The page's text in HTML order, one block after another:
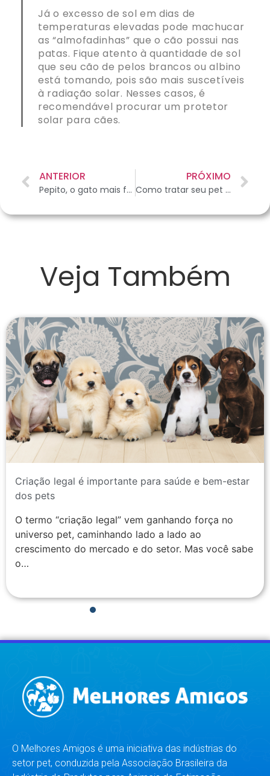
Já o excesso de sol em dias de
temperaturas elevadas pode machucar
as “almofadinhas” que o cão possui nas
patas. Fique atento à quantidade de sol
que seu cão de pelos brancos ou albino
está tomando, pois são mais suscetíveis
à radiação solar. Nesses casos, é
recomendável procurar um protetor
solar para cães.
ANTERIOR
Pepito, o gato mais famoso do Twitter
PRÓXIMO
Como tratar seu pet com diabetes
Veja Também
Criação legal é importante para saúde e bem-estar
dos pets
O termo “criação legal” vem ganhando força no
universo pet, caminhando lado a lado ao
crescimento do mercado e do setor. Mas você sabe
o…
O Melhores Amigos é uma iniciativa das indústrias do
setor pet, conduzida pela Associação Brasileira da